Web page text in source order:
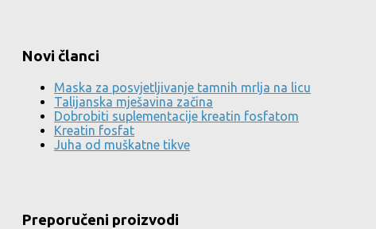
Novi članci
Maska za posvjetljivanje tamnih mrlja na licu
Talijanska mješavina začina
Dobrobiti suplementacije kreatin fosfatom
Kreatin fosfat
Juha od muškatne tikve
Preporučeni proizvodi